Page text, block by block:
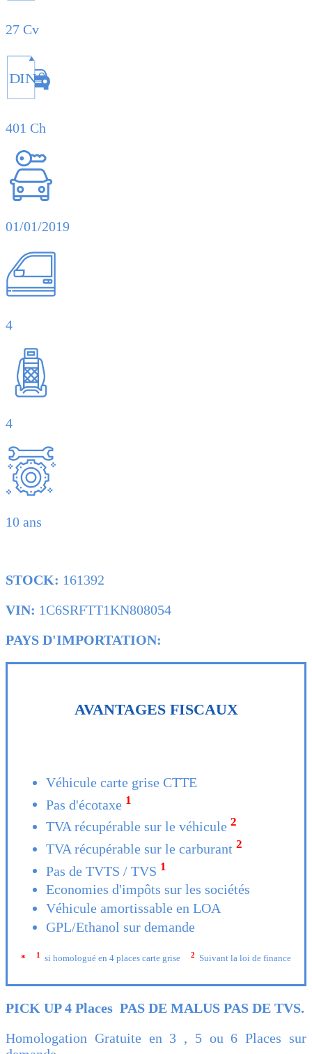
27 Cv
DIN
401 Ch
01/01/2019
4
4
10 ans
STOCK: 161392
VIN: 1C6SRFTT1KN808054
PAYS D'IMPORTATION:
AVANTAGES FISCAUX
Véhicule carte grise CTTE
Pas d'écotaxe 1
TVA récupérable sur le véhicule 2
TVA récupérable sur le carburant 2
Pas de TVTS / TVS 1
Economies d'impôts sur les sociétés
Véhicule amortissable en LOA
GPL/Ethanol sur demande
* 1 si homologué en 4 places carte grise 2 Suivant la loi de finance
PICK UP 4 Places PAS DE MALUS PAS DE TVS.
Homologation Gratuite en 3 , 5 ou 6 Places sur